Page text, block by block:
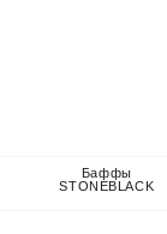
Баффы
STONEBLACK